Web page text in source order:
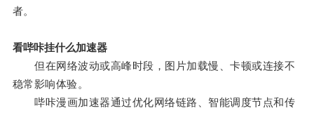
者。
看哔咔挂什么加速器
但在网络波动或高峰时段，图片加载慢、卡顿或连接不
稳常影响体验。
哔咔漫画加速器通过优化网络链路、智能调度节点和传